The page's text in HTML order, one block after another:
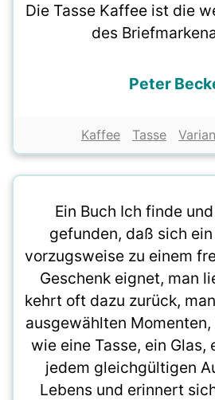
Die Tasse Kaffee ist die
des
Peter
Kaffee Tasse
Ein Buch Ich finde
gefunden, daß sich
vorzugsweise zu einem
Geschenk eignet, man
kehrt oft dazu zurück,
ausgewählten
wie eine Tasse, ein Glas,
jedem gleichgültigen
Lebens und erinnert